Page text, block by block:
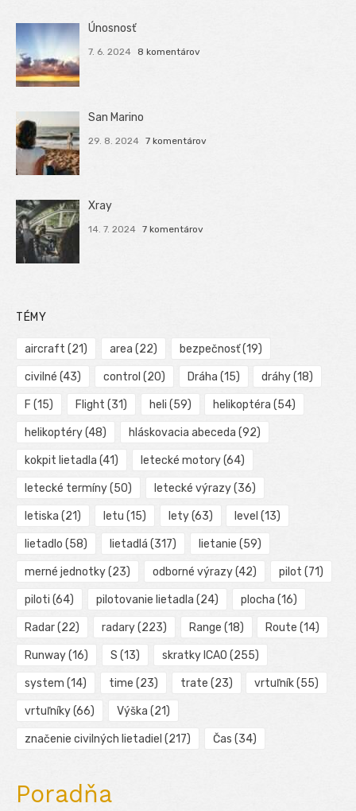
Únosnosť
7. 6. 2024 8 komentárov
San Marino
29. 8. 2024 7 komentárov
Xray
14. 7. 2024 7 komentárov
TÉMY
aircraft (21) area (22) bezpečnosť(19)
civilné (43) control (20) Dráha (15) dráhy(18)
F (15) Flight (31) heli (59) helikoptéra (54)
helikoptéry(48) hláskovacia abeceda (92)
kokpit lietadla (41) letecké motory(64)
letecké termíny(50) letecké výrazy(36)
letiska (21) letu (15) lety(63) level (13)
lietadlo (58) lietadlá (317) lietanie (59)
merné jednotky(23) odborné výrazy(42) pilot (71)
piloti (64) pilotovanie lietadla (24) plocha (16)
Radar(22) radary(223) Range (18) Route (14)
Runway(16) S (13) skratky ICAO (255)
system (14) time (23) trate (23) vrtuľník(55)
vrtuľníky(66) Výška (21)
značenie civilných lietadiel (217) Čas (34)
Poradňa